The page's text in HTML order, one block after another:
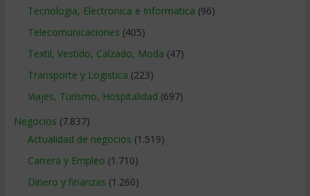
Tecnologia, Electronica e Informatica (96)
Telecomunicaciones (405)
Textil, Vestido, Calzado, Moda (47)
Transporte y Logistica (223)
Viajes, Turismo, Hospitalidad (697)
Negocios (7.837)
Actualidad de negocios (1.519)
Carrera y Empleo (1.710)
Dinero y finanzas (1.260)